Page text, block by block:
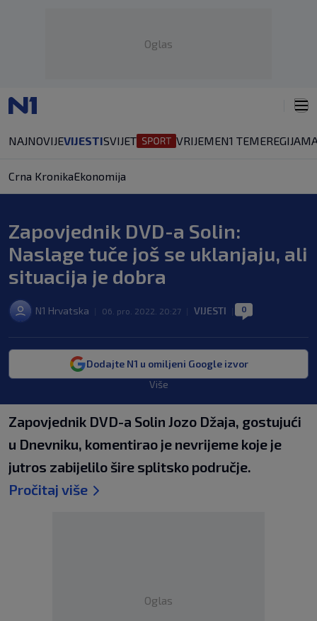
Oglas
NAJNOVIJEVIJESTISVIJET VRIJEMEN1 TEMEREGIJA
Crna KronikaEkonomija
Zapovjednik DVD-a Solin:
Naslage tuče još se uklanjaju, ali
situacija je dobra
N1 Hrvatska 06. pro. 2022. 20:27 VIJESTI 0
Dodajte N1 u omiljeni Google izvor
Više
Zapovjednik DVD-a Solin Jozo Džaja, gostujući
u Dnevniku, komentirao je nevrijeme koje je
jutros zabijelilo šire splitsko područje.
Pročitaj više
Oglas